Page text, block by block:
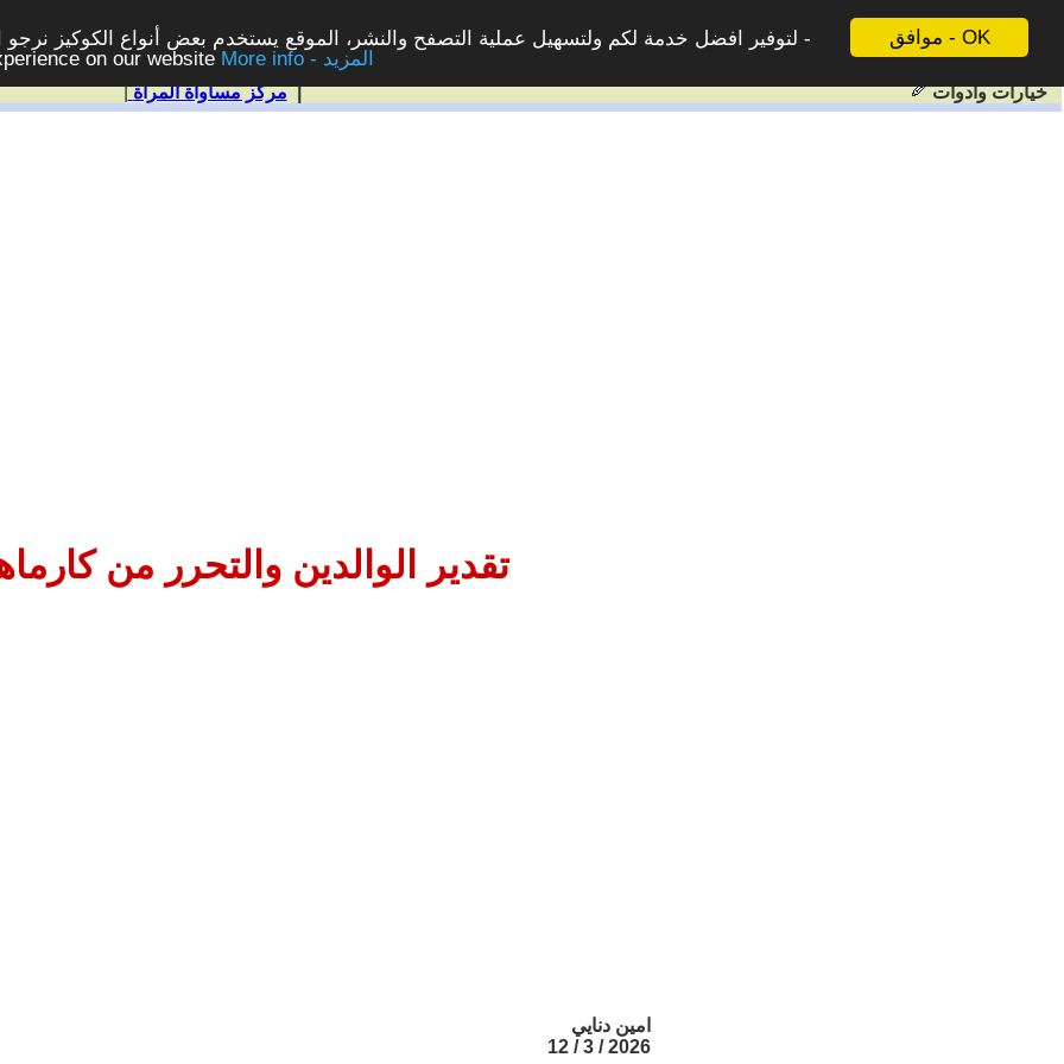
موافق - OK
لتوفير افضل خدمة لكم ولتسهيل عملية التصفح والنشر، الموقع يستخدم بعض أنواع الكوكيز
on our website
More info - المزيد
| مركز مساواة المرأة| خيارات وادوات
تقدير الوالدين والتحرر من
امين دنايي
2026 / 3 / 12